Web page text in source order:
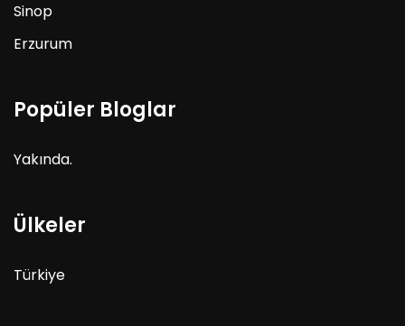
Sinop
Erzurum
Popüler Bloglar
Yakında.
Ülkeler
Türkiye